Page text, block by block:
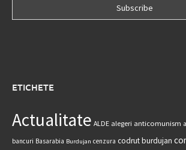
ETICHETE
Actualitate ALDE alegeri anticomunism
bancuri Basarabia Burdujan cenzura codrut burdujan